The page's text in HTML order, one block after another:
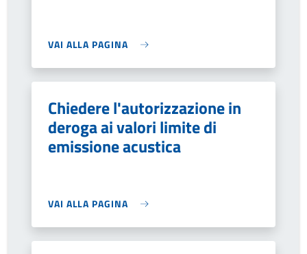
VAI ALLA PAGINA
Chiedere l'autorizzazione in
deroga ai valori limite di
emissione acustica
VAI ALLA PAGINA